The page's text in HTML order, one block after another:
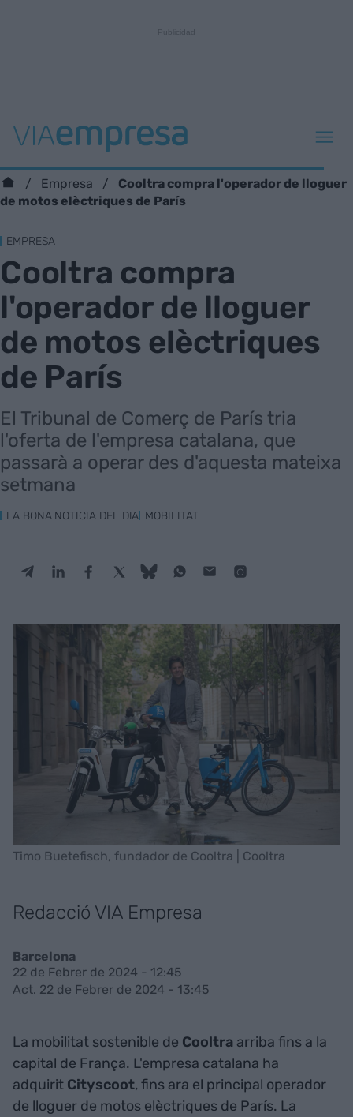
Empresa
Cooltra compra l'operador de lloguer
de motos elèctriques de París
EMPRESA
Cooltra compra
l'operador de lloguer
de motos elèctriques
de París
El Tribunal de Comerç de París tria
l'oferta de l'empresa catalana, que
passarà a operar des d'aquesta mateixa
setmana
LA BONA NOTICIA DEL DIA MOBILITAT
Timo Buetefisch, fundador de Cooltra | Cooltra
Redacció VIA Empresa
Barcelona
22 de Febrer de 2024 - 12:45
Act. 22 de Febrer de 2024 - 13:45
La mobilitat sostenible de Cooltra arriba fins a la
capital de França. L'empresa catalana ha
adquirit Cityscoot, fins ara el principal operador
de lloguer de motos elèctriques de París. La